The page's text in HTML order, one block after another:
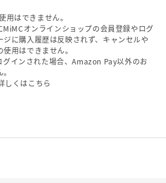
はできません。
オンラインショップの会員登録やログ
に購入履歴は反映されず、キャンセルや
用はできません。
インされた場合、Amazon Pay以外のお
しくはこちら